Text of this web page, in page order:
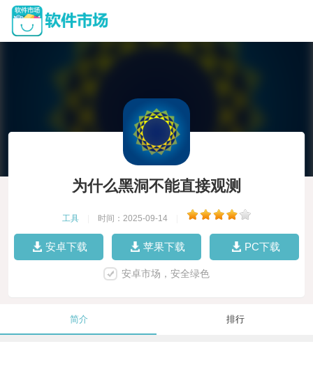
为什么黑洞不能直接观测
工具 时间：2025-09-14
安卓下载 苹果下载 PC下载
安卓市场，安全绿色
简介 排行